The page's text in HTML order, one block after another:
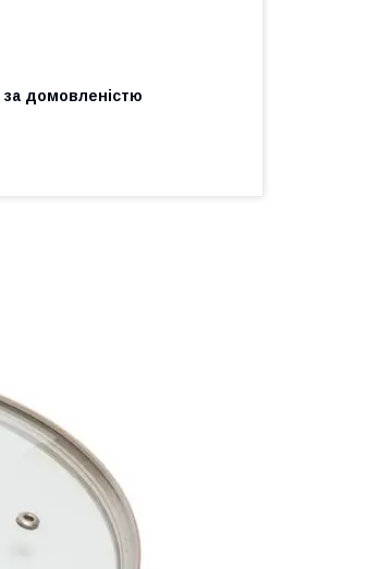
за домовленістю